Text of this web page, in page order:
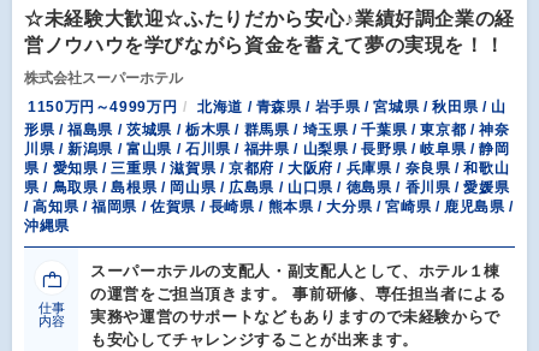
☆未経験大歓迎☆ふたりだから安心♪業績好調企業の経
営ノウハウを学びながら資金を蓄えて夢の実現を！！
株式会社スーパーホテル
1150万円～4999万円
北海道 / 青森県 / 岩手県 / 宮城県 / 秋田県 / 山
形県 / 福島県 / 茨城県 / 栃木県 / 群馬県 / 埼玉県 / 千葉県 / 東京都 / 神奈
川県 / 新潟県 / 富山県 / 石川県 / 福井県 / 山梨県 / 長野県 / 岐阜県 / 静岡
県 / 愛知県 / 三重県 / 滋賀県 / 京都府 / 大阪府 / 兵庫県 / 奈良県 / 和歌山
県 / 鳥取県 / 島根県 / 岡山県 / 広島県 / 山口県 / 徳島県 / 香川県 / 愛媛県
/ 高知県 / 福岡県 / 佐賀県 / 長崎県 / 熊本県 / 大分県 / 宮崎県 / 鹿児島県 /
沖縄県
仕事
内容
スーパーホテルの支配人・副支配人として、ホテル１棟
の運営をご担当頂きます。 事前研修、専任担当者による
実務や運営のサポートなどもありますので未経験からで
も安心してチャレンジすることが出来ます。